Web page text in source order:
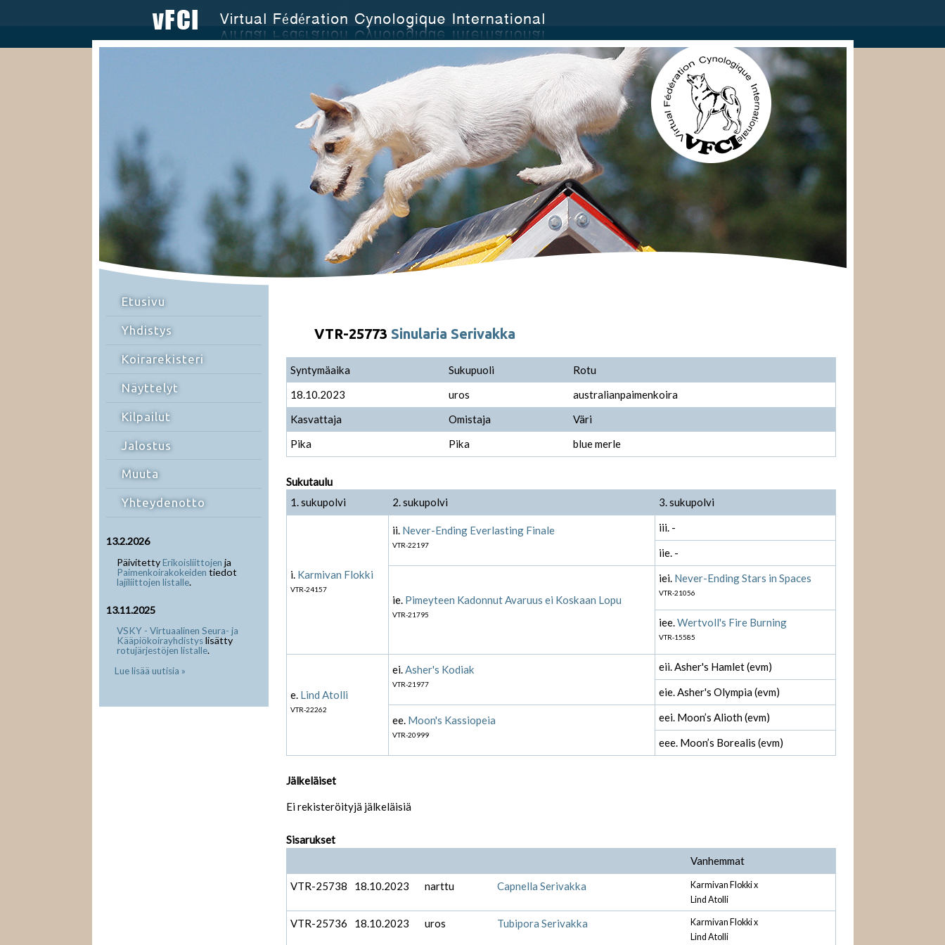
Etusivu
Yhdistys
Koirarekisteri
Näyttelyt
Kilpailut
Jalostus
Muuta
Yhteydenotto
13.2.2026
PäivitettyErikoisliittojen ja
Paimenkoirakokeiden tiedot
lajiliittojen listalle.
13.11.2025
VSKY - Virtuaalinen Seura- ja
Kääpiökoirayhdistyslisätty
rotujärjestöjen listalle.
Lue lisää uutisia »
VTR-25773 Sinularia Serivakka
Syntymäaika Sukupuoli
Rotu
18.10.2023
uros
australianpaimenkoira
Kasvattaja
Omistaja
Väri
Pika
Pika blue merle
Sukutaulu
1. sukupolvi
2. sukupolvi 3. sukupolvi
i. Karmivan Flokki
VTR-24157
ii. Never-Ending Everlasting Finale
VTR-22197
iii. -
iie. -
ie. Pimeyteen Kadonnut Avaruus ei Koskaan Lopu
VTR-21795
iei. Never-Ending Stars in Spaces
VTR-21056
iee.Wertvoll's Fire Burning
VTR-15585
e. Lind Atolli
VTR-22262
ei.Asher's Kodiak
VTR-21977
eii. Asher's Hamlet (evm)
eie. Asher's Olympia (evm)
ee. Moon's Kassiopeia
VTR-20999
eei. Moon’s Alioth (evm)
eee. Moon’s Borealis (evm)
Jälkeläiset
Ei rekisteröityjä jälkeläisiä
Sisarukset
Vanhemmat
VTR-25738
18.10.2023 narttu Capnella Serivakka
Karmivan Flokki x
Lind Atolli
VTR-25736 18.10.2023 uros Tubipora Serivakka
Karmivan Flokki x
Lind Atolli